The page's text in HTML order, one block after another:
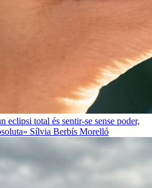
eclipsi total és sentir-se sense poder,
Sílvia Berbís Morelló